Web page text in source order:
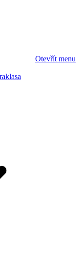
Otevřít menu